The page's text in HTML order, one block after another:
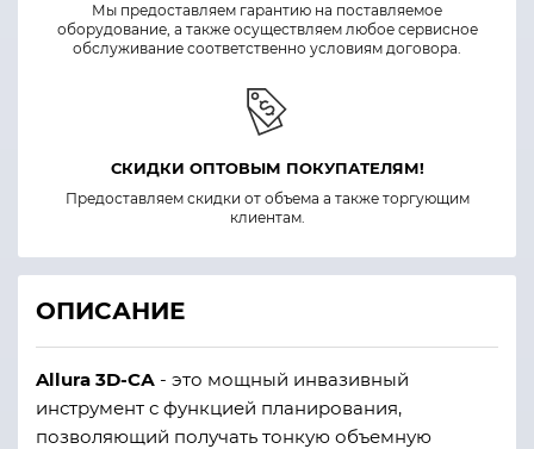
Мы предоставляем гарантию на поставляемое
оборудование, а также осуществляем любое сервисное
обслуживание соответственно условиям договора.
СКИДКИ ОПТОВЫМ ПОКУПАТЕЛЯМ!
Предоставляем скидки от объема а также торгующим
клиентам.
ОПИСАНИЕ
Allura 3D-СА - это мощный инвазивный
инструмент с функцией планирования,
позволяющий получать тонкую объемную